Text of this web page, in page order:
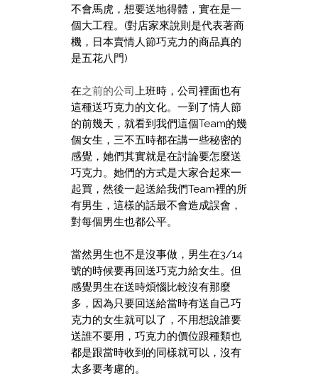
不會馬虎，想要送地得體，實在是一
個大工程。(對店家來說則是代表著商
機，日本賣情人節巧克力的商品真的
是五花八門)
在之前的公司上班時，公司裡面也有
這種送巧克力的文化。一到了情人節
的前幾天，就看到我們這個Team的幾
個女生，三不五時都在講一些秘密的
感覺，她們其實就是在討論要怎麼送
巧克力。她們的方式是大家合起來一
起買，然後一起送給我們Team裡的所
有男生，這樣的話最不會造成誤會，
對每個男生也都公平。
當然男生也不是沒事做，男生在3/14
號的時候要再回送巧克力給女生。但
感覺男生在送時煩惱比較沒有那麼
多，因為只要回送給當時有送自己巧
克力的女生就可以了，不用想說誰要
送誰不要用，巧克力的價位跟種類也
都是跟當時收到的同樣就可以，沒有
太多要考慮的。